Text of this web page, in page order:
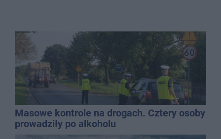
Masowe kontrole na drogach. Cztery osoby
prowadziły po alkoholu